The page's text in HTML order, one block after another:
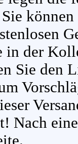
in der
Sie den
Nach